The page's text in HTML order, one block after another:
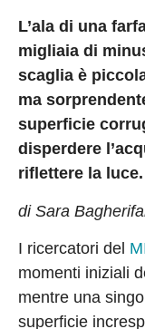
L’ala di una
migliaia di
scaglia è
ma
superficie
disperdere
riflettere la luce.
di Sara
I ricercatori del
momenti iniziali
mentre una
superficie